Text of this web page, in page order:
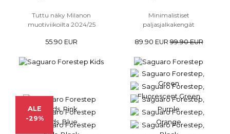
Tuttu näky Milanon
muotiviikoilta 2024/25
55.90 EUR
Minimalistiset
paljasjalkakengät
89.90 EUR 99.90 EUR
ALE
-29%